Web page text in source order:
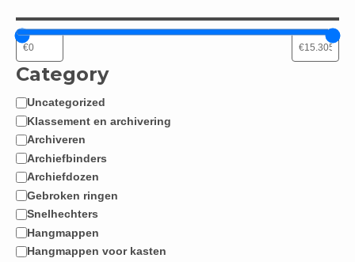
Category
Categorie
Uncategorized
Klassement en archivering
Archiveren
Archiefbinders
Archiefdozen
Gebroken ringen
Snelhechters
Hangmappen
Hangmappen voor kasten